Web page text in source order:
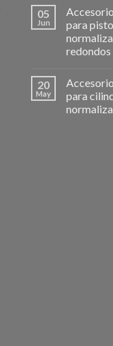
05
Jun
para
redondos
20
May
para